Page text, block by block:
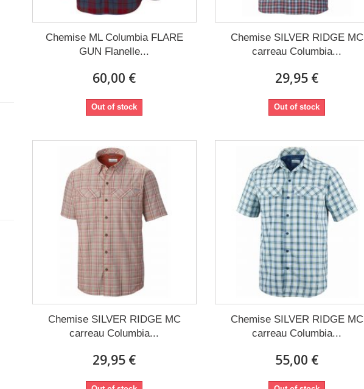
Chemise ML Columbia FLARE
GUN Flanelle...
60,00 €
Out of stock
Chemise SILVER RIDGE MC
carreau Columbia...
29,95 €
Out of stock
Chemise SILVER RIDGE MC
carreau Columbia...
29,95 €
Chemise SILVER RIDGE MC
carreau Columbia...
55,00 €